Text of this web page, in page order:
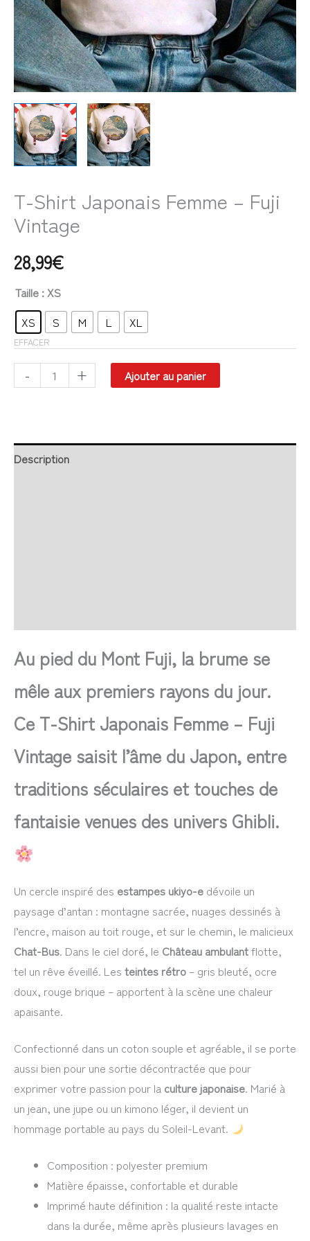
T-Shirt Japonais Femme – Fuji
Vintage
28,99€
Taille : XS
XS
S M L XL
EFFACER
- + Ajouter au panier
Description
Au pied du Mont Fuji, la brume se
mêle aux premiers rayons du jour.
Ce T-Shirt Japonais Femme – Fuji
Vintage saisit l’âme du Japon, entre
traditions séculaires et touches de
fantaisie venues des univers Ghibli.
Un cercle inspiré des estampes ukiyo-e dévoile un
paysage d’antan : montagne sacrée, nuages dessinés à
l’encre, maison au toit rouge, et sur le chemin, le malicieux
Chat-Bus. Dans le ciel doré, le Château ambulantflotte,
tel un rêve éveillé. Les teintes rétro – gris bleuté, ocre
doux, rouge brique – apportent à la scène une chaleur
apaisante.
Confectionné dans un coton souple et agréable, il se porte
aussi bien pour une sortie décontractée que pour
exprimer votre passion pour la culture japonaise. Marié à
un jean, une jupe ou un kimono léger, il devient un
hommage portable au pays du Soleil-Levant.
Composition : polyester premium
Matière épaisse, confortable et durable
Imprimé haute définition : la qualité reste intacte
dans la durée, même après plusieurs lavages en